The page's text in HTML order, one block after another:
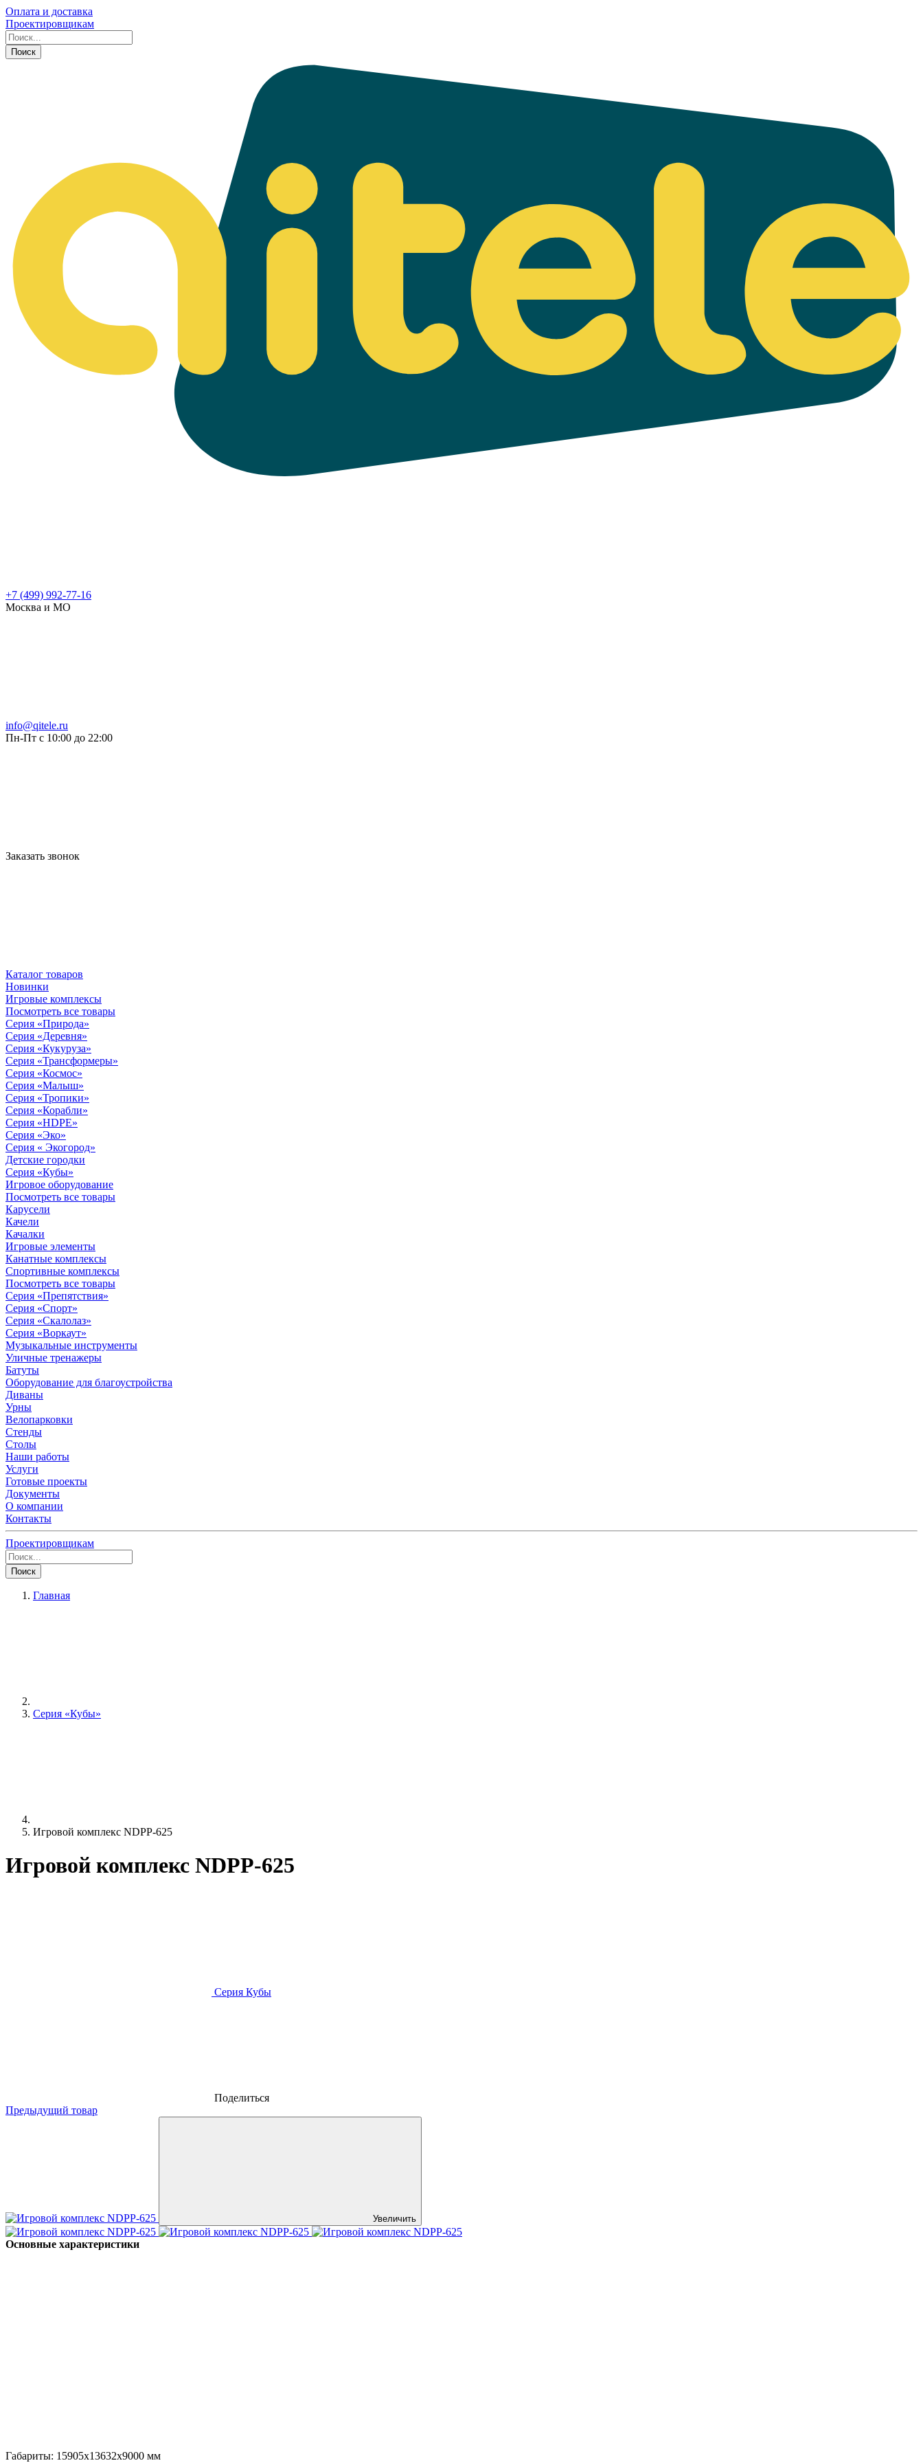
Оплата и доставка
Проектировщикам
Поиск
+7 (499) 992-77-16
Москва и МО
info@qitele.ru
Пн-Пт с 10:00 до 22:00
Заказать звонок
Каталог товаров
Новинки
Игровые комплексы
Посмотреть все товары
Серия «Природа»
Серия «Деревня»
Серия «Кукуруза»
Серия «Трансформеры»
Серия «Космос»
Серия «Малыш»
Серия «Тропики»
Серия «Корабли»
Серия «HDPE»
Серия «Эко»
Серия « Экогород»
Детские городки
Серия «Кубы»
Игровое оборудование
Посмотреть все товары
Карусели
Качели
Качалки
Игровые элементы
Канатные комплексы
Спортивные комплексы
Посмотреть все товары
Серия «Препятствия»
Серия «Спорт»
Серия «Скалолаз»
Серия «Воркаут»
Музыкальные инструменты
Уличные тренажеры
Батуты
Оборудование для благоустройства
Диваны
Урны
Велопарковки
Стенды
Столы
Наши работы
Услуги
Готовые проекты
Документы
О компании
Контакты
Проектировщикам
Поиск
Главная
Серия «Кубы»
Игровой комплекс NDPP-625
Игровой комплекс NDPP-625
Серия Кубы
Поделиться
Предыдущий товар
Увеличить
Основные характеристики
Габариты: 15905х13632х9000 мм